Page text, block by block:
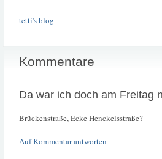
tetti's blog
Kommentare
Da war ich doch am Freitag
Brückenstraße, Ecke Henckelsstraße?
Auf Kommentar antworten